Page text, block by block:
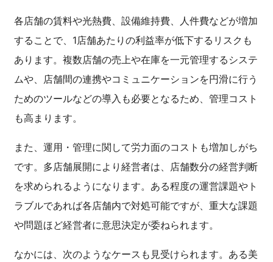
各店舗の賃料や光熱費、設備維持費、人件費などが増加
することで、1店舗あたりの利益率が低下するリスクも
あります。複数店舗の売上や在庫を一元管理するシステ
ムや、店舗間の連携やコミュニケーションを円滑に行う
ためのツールなどの導入も必要となるため、管理コスト
も高まります。
また、運用・管理に関して労力面のコストも増加しがち
です。多店舗展開により経営者は、店舗数分の経営判断
を求められるようになります。ある程度の運営課題やト
ラブルであれば各店舗内で対処可能ですが、重大な課題
や問題ほど経営者に意思決定が委ねられます。
なかには、次のようなケースも見受けられます。ある美